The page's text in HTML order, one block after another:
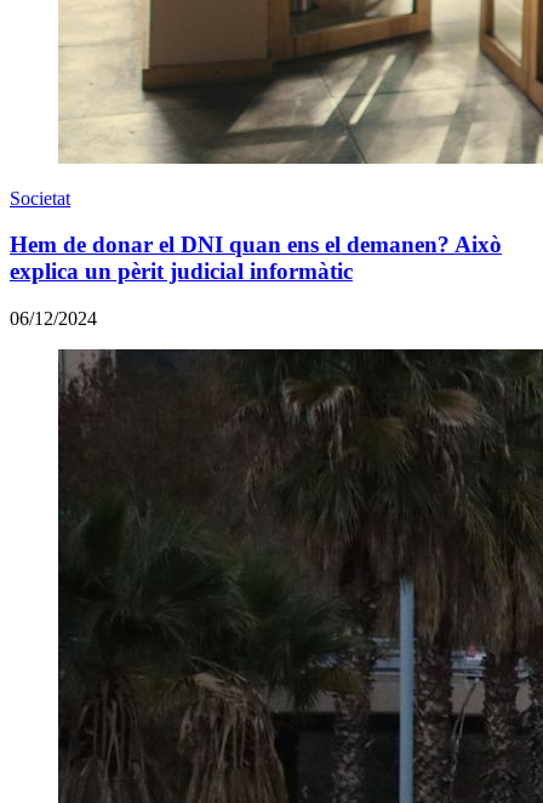
Societat
Hem de donar el DNI quan ens el demanen? Això
explica un pèrit judicial informàtic
06/12/2024